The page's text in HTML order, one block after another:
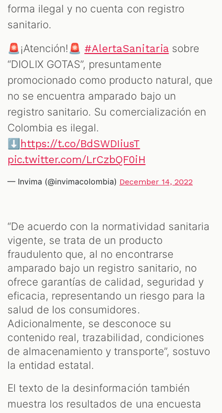
forma ilegal y no cuenta con registro
sanitario.
🚨¡Atención!🚨 #AlertaSanitariasobre
“DIOLIX GOTAS”, presuntamente
promocionado como producto natural, que
no se encuentra amparado bajo un
registro sanitario. Su comercialización en
Colombia es ilegal.
⬇️ https://t.co/BdSWDIiusT
pic.twitter.com/LrCzbQF0iH
— Invima (@invimacolombia) December 14, 2022
“De acuerdo con la normatividad sanitaria
vigente, se trata de un producto
fraudulento que, al no encontrarse
amparado bajo un registro sanitario, no
ofrece garantías de calidad, seguridad y
eficacia, representando un riesgo para la
salud de los consumidores.
Adicionalmente, se desconoce su
contenido real, trazabilidad, condiciones
de almacenamiento y transporte”, sostuvo
la entidad estatal.
El texto de la desinformación también
muestra los resultados de una encuesta